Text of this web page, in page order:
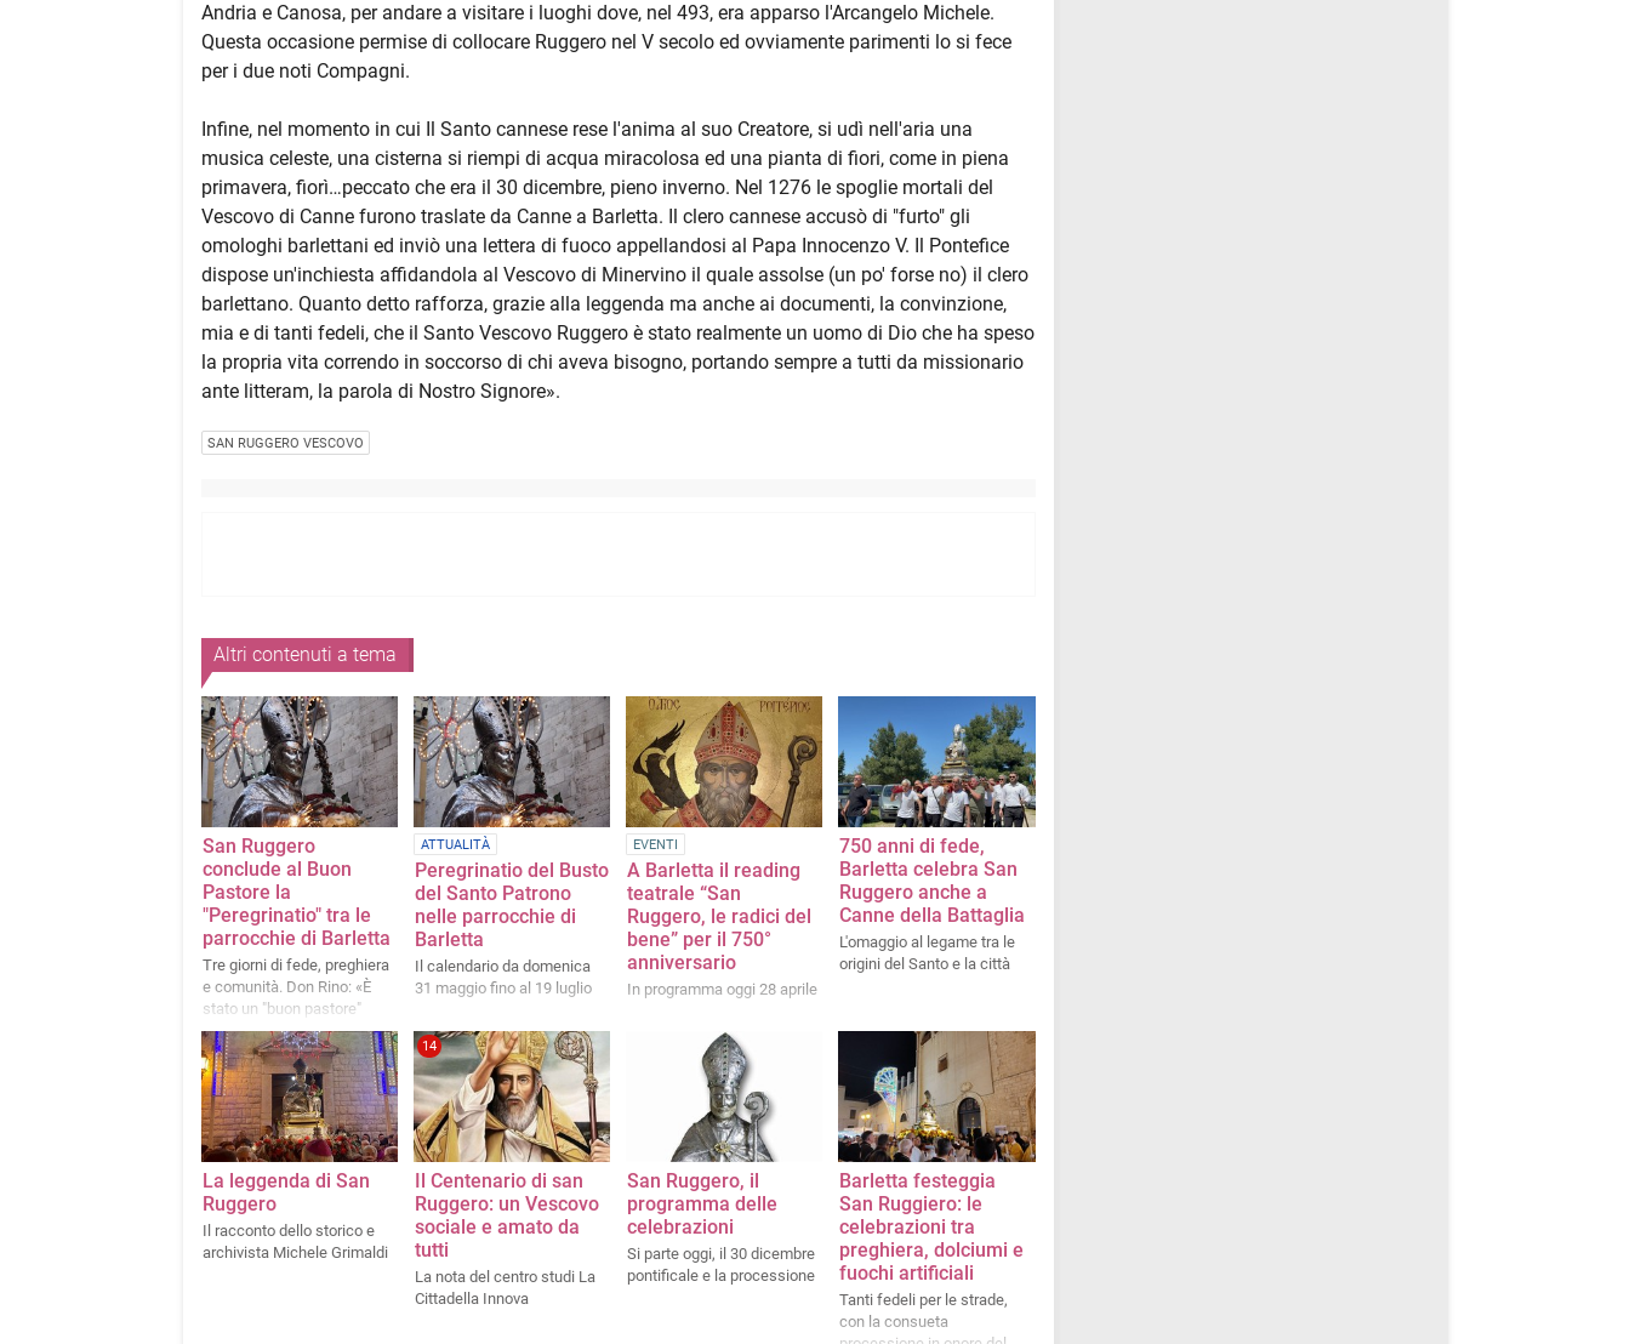
Andria e Canosa, per andare a visitare i luoghi dove, nel 493, era apparso l'Arcangelo Michele.
Questa occasione permise di collocare Ruggero nel V secolo ed ovviamente parimenti lo si fece
per i due noti Compagni.
Infine, nel momento in cui Il Santo cannese rese l'anima al suo Creatore, si udì nell'aria una
musica celeste, una cisterna si riempi di acqua miracolosa ed una pianta di fiori, come in piena
primavera, fiorì…peccato che era il 30 dicembre, pieno inverno. Nel 1276 le spoglie mortali del
Vescovo di Canne furono traslate da Canne a Barletta. Il clero cannese accusò di "furto" gli
omologhi barlettani ed inviò una lettera di fuoco appellandosi al Papa Innocenzo V. Il Pontefice
dispose un'inchiesta affidandola al Vescovo di Minervino il quale assolse (un po' forse no) il clero
barlettano. Quanto detto rafforza, grazie alla leggenda ma anche ai documenti, la convinzione,
mia e di tanti fedeli, che il Santo Vescovo Ruggero è stato realmente un uomo di Dio che ha speso
la propria vita correndo in soccorso di chi aveva bisogno, portando sempre a tutti da missionario
ante litteram, la parola di Nostro Signore».
SAN RUGGERO VESCOVO
Altri contenuti a tema
San Ruggero
conclude al Buon
Pastore la
"Peregrinatio" tra le
parrocchie di Barletta
Tre giorni di fede, preghiera
e comunità. Don Rino: «È
stato un "buon pastore"
come Gesù, per la sua
Canne»
ATTUALITÀ
Peregrinatio del Busto
del Santo Patrono
nelle parrocchie di
Barletta
Il calendario da domenica
31 maggio fino al 19 luglio
EVENTI
A Barletta il reading
teatrale “San
Ruggero, le radici del
bene” per il 750°
anniversario
In programma oggi 28 aprile
750 anni di fede,
Barletta celebra San
Ruggero anche a
Canne della Battaglia
L'omaggio al legame tra le
origini del Santo e la città
La leggenda di San
Ruggero
Il racconto dello storico e
archivista Michele Grimaldi
14
Il Centenario di san
Ruggero: un Vescovo
sociale e amato da
tutti
La nota del centro studi La
Cittadella Innova
San Ruggero, il
programma delle
celebrazioni
Si parte oggi, il 30 dicembre
pontificale e la processione
Barletta festeggia
San Ruggiero: le
celebrazioni tra
preghiera, dolciumi e
fuochi artificiali
Tanti fedeli per le strade,
con la consueta